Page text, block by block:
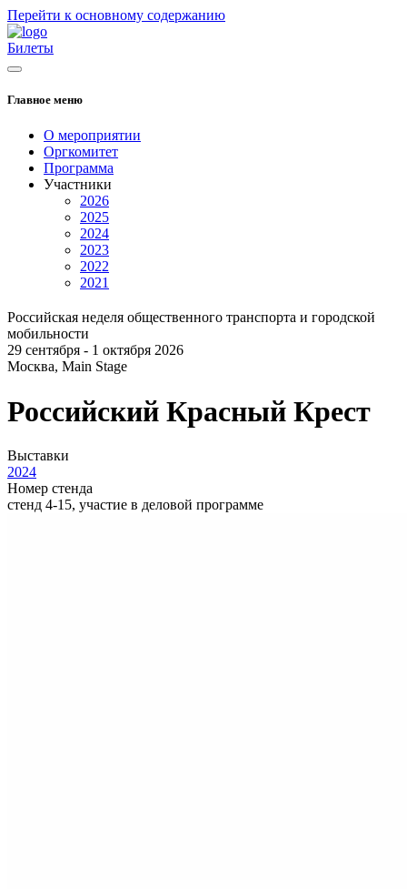
Перейти к основному содержанию
Билеты
Главное меню
О мероприятии
Оргкомитет
Программа
Участники
2026
2025
2024
2023
2022
2021
Российская неделя общественного транспорта и городской
мобильности
29 сентября - 1 октября 2026
Москва, Main Stage
Российский Красный Крест
Выставки
2024
Номер стенда
стенд 4-15, участие в деловой программе